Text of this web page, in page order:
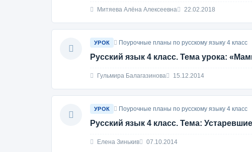
Митяева Алёна Алексеевна 22.02.2018
УРОК Поурочные планы по русскому языку 4 класс
Русский язык 4 класс. Тема урока:
Гульмира Балагазинова 15.12.2014
УРОК Поурочные планы по русскому языку 4 класс
Русский язык 4 класс. Тема:
Елена Зинькив 07.10.2014